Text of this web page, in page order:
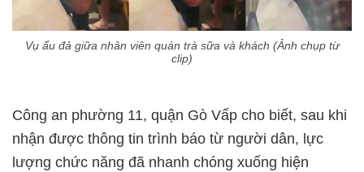
Vụ ẩu đả giữa nhân viên quán trà sữa và khách (Ảnh chụp từ
clip)
Công an phường 11, quận Gò Vấp cho biết, sau khi
nhận được thông tin trình báo từ người dân, lực
lượng chức năng đã nhanh chóng xuống hiện